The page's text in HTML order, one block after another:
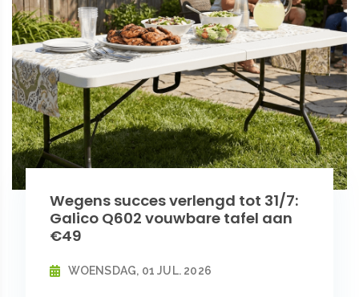
Wegens succes verlengd tot 31/7:
Galico Q602 vouwbare tafel aan
€49
WOENSDAG, 01 JUL. 2026